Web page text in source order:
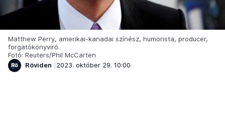
Matthew Perry, amerikai-kanadai színész, humorista, producer,
forgatókönyvíró.
Fotó: Reuters/Phil McCarten
Röviden
2023. október 29. 10:00